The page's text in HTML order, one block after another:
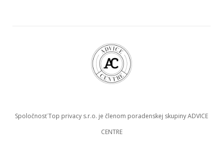
Spoločnosť Top privacy s.r.o. je členom poradenskej skupiny ADVICE
CENTRE